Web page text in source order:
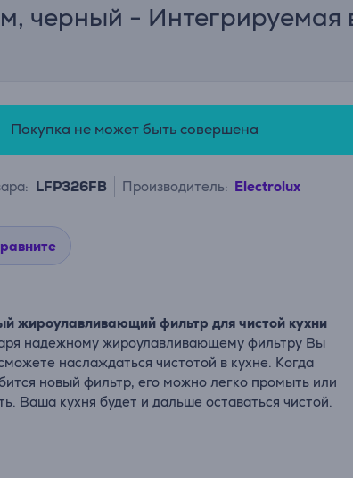
черный - Интегрируемая
Покупка не может быть совершена
LFP326FB Производитель: Electrolux
жироулавливающий фильтр для чистой кухни
надежному жироулавливающему фильтру Вы
наслаждаться чистотой в кухне. Когда
новый фильтр, его можно легко промыть или
Ваша кухня будет и дальше оставаться чистой.